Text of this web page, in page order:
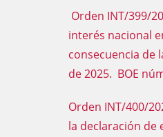
Orden INT/399/
interés nacional
consecuencia de
de 2025. BOE
Orden INT/400/
la declaración de